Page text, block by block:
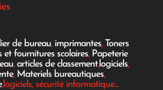
de bureau, imprimantes, Toners
et fournitures scolaires, Papeterie
,articles de classement,logiciels,
, Materiels bureautiques,
,logiciels, sécurité informatique...